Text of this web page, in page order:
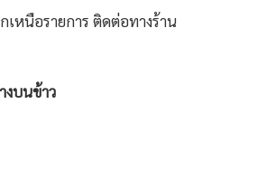
เหนือรายการ ติดต่อทางร้าน
งบนข้าว